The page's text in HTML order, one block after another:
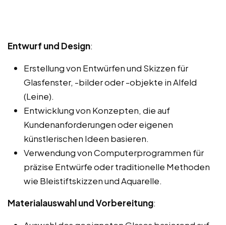
Entwurf und Design:
Erstellung von Entwürfen und Skizzen für
Glasfenster, -bilder oder -objekte in Alfeld
(Leine).
Entwicklung von Konzepten, die auf
Kundenanforderungen oder eigenen
künstlerischen Ideen basieren.
Verwendung von Computerprogrammen für
präzise Entwürfe oder traditionelle Methoden
wie Bleistiftskizzen und Aquarelle.
Materialauswahl und Vorbereitung: